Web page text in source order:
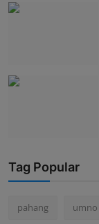
Tag Popular
pahang umno